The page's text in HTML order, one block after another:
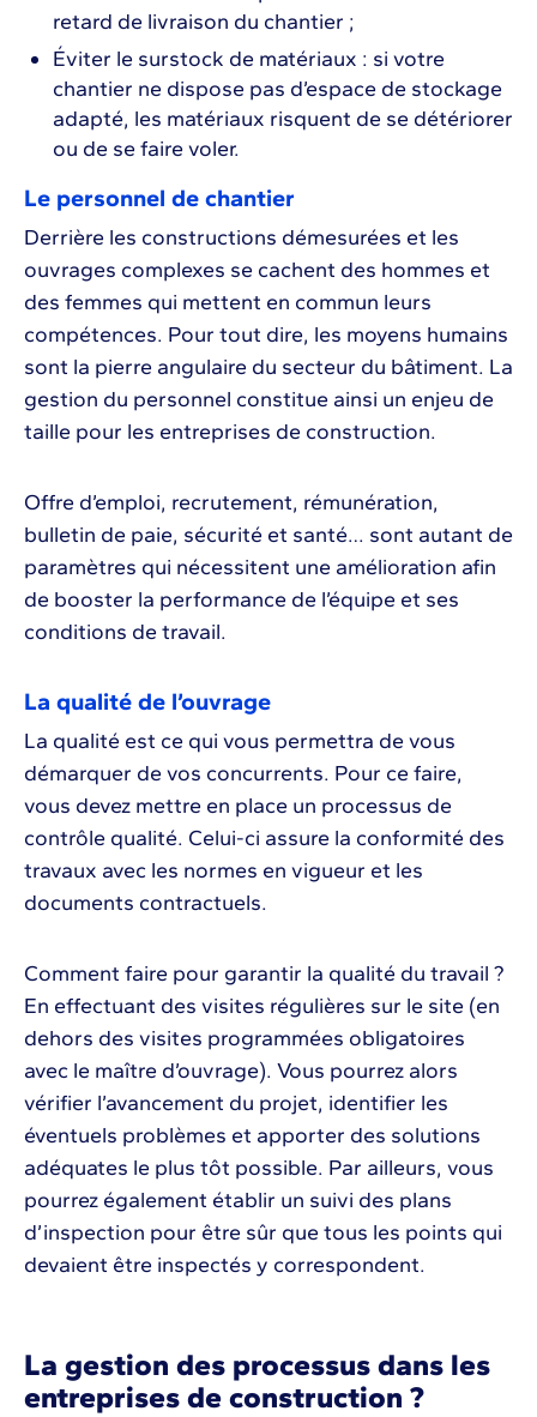
retard de livraison du chantier ;
Éviter le surstock de matériaux : si votre
chantier ne dispose pas d’espace de stockage
adapté, les matériaux risquent de se détériorer
ou de se faire voler.
Le personnel de chantier
Derrière les constructions démesurées et les
ouvrages complexes se cachent des hommes et
des femmes qui mettent en commun leurs
compétences. Pour tout dire, les moyens humains
sont la pierre angulaire du secteur du bâtiment. La
gestion du personnel constitue ainsi un enjeu de
taille pour les entreprises de construction.
Offre d’emploi, recrutement, rémunération,
bulletin de paie, sécurité et santé… sont autant de
paramètres qui nécessitent une amélioration afin
de booster la performance de l’équipe et ses
conditions de travail.
La qualité de l’ouvrage
La qualité est ce qui vous permettra de vous
démarquer de vos concurrents. Pour ce faire,
vous devez mettre en place un processus de
contrôle qualité. Celui-ci assure la conformité des
travaux avec les normes en vigueur et les
documents contractuels.
Comment faire pour garantir la qualité du travail ?
En effectuant des visites régulières sur le site (en
dehors des visites programmées obligatoires
avec le maître d’ouvrage). Vous pourrez alors
vérifier l’avancement du projet, identifier les
éventuels problèmes et apporter des solutions
adéquates le plus tôt possible. Par ailleurs, vous
pourrez également établir un suivi des plans
d’inspection pour être sûr que tous les points qui
devaient être inspectés y correspondent.
La gestion des processus dans les
entreprises de construction ?